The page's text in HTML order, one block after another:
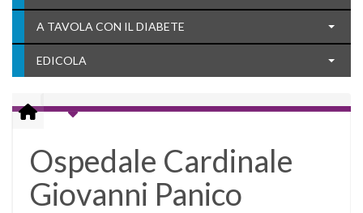
A TAVOLA CON IL DIABETE
EDICOLA
Ospedale Cardinale
Giovanni Panico